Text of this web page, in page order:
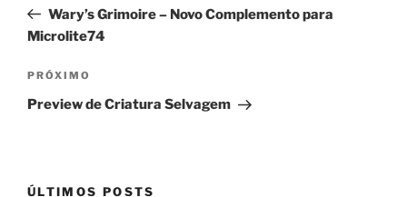
Post
anterior
Wary’s Grimoire – Novo Complemento para
Microlite74
Próximo
post
PRÓXIMO
Preview de Criatura Selvagem
ÚLTIMOS POSTS